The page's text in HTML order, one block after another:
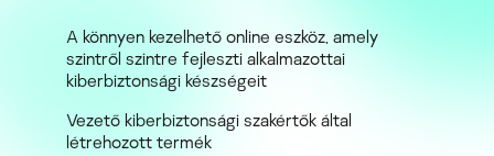
A könnyen kezelhető online eszköz, amely
szintről szintre fejleszti alkalmazottai
kiberbiztonsági készségeit
Vezető kiberbiztonsági szakértők által
létrehozott termék